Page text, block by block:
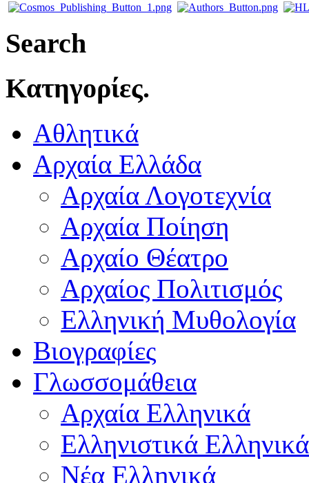
Search
Κατηγορίες.
Αθλητικά
Αρχαία Ελλάδα
Αρχαία Λογοτεχνία
Αρχαία Ποίηση
Αρχαίο Θέατρο
Αρχαίος Πολιτισμός
Ελληνική Μυθολογία
Βιογραφίες
Γλωσσομάθεια
Αρχαία Ελληνικά
Ελληνιστικά Ελληνικά
Νέα Ελληνικά